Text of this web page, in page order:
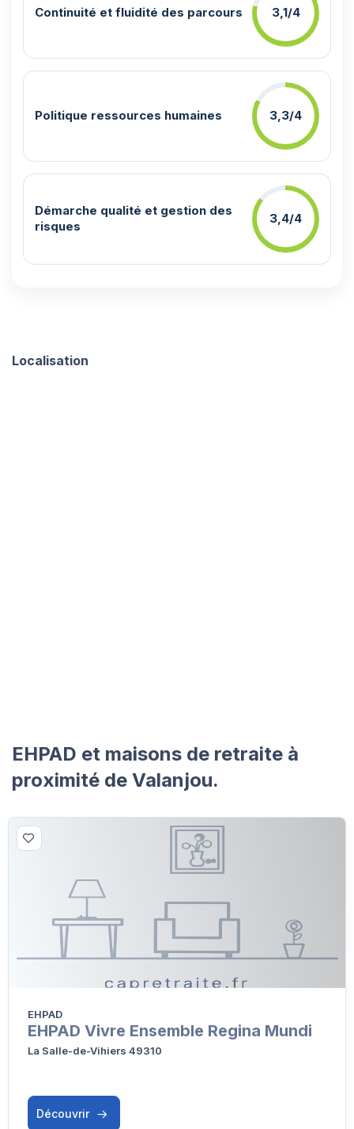
Continuité et fluidité des parcours 3,1/4
Politique ressources humaines 3,3/4
Démarche qualité et gestion des
risques
3,4/4
Localisation
EHPAD et maisons de retraite à
proximité de Valanjou.
EHPAD
EHPAD Vivre Ensemble Regina Mundi
La Salle-de-Vihiers 49310
Découvrir